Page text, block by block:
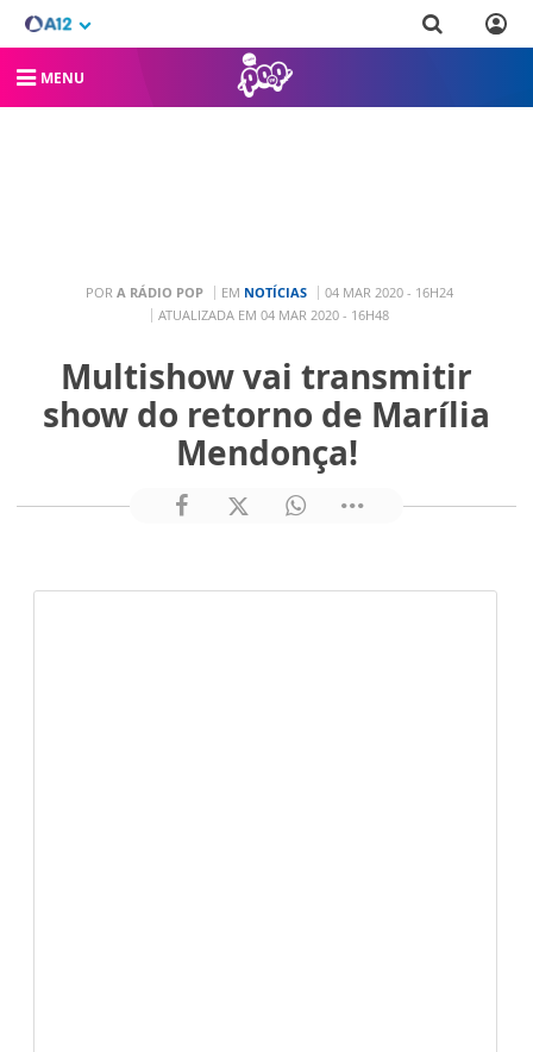
MENU
POR A RÁDIO POP EM NOTÍCIAS
04 MAR 2020 - 16H24
ATUALIZADA EM 04 MAR 2020 - 16H48
Multishow vai transmitir
show do retorno de Marília
Mendonça!